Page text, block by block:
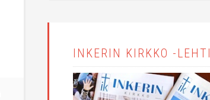
INKERIN KIRKKO -LEHTI